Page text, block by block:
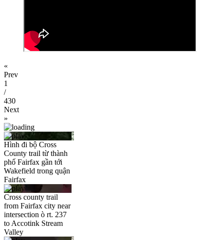
«
Prev
1
/
430
Next
»
Hình đi bộ Cross
County trail từ thành
phố Fairfax gần tới
Wakefield trong quận
Fairfax
Cross county trail
from Fairfax city near
intersection ò rt. 237
to Accotink Stream
Valley